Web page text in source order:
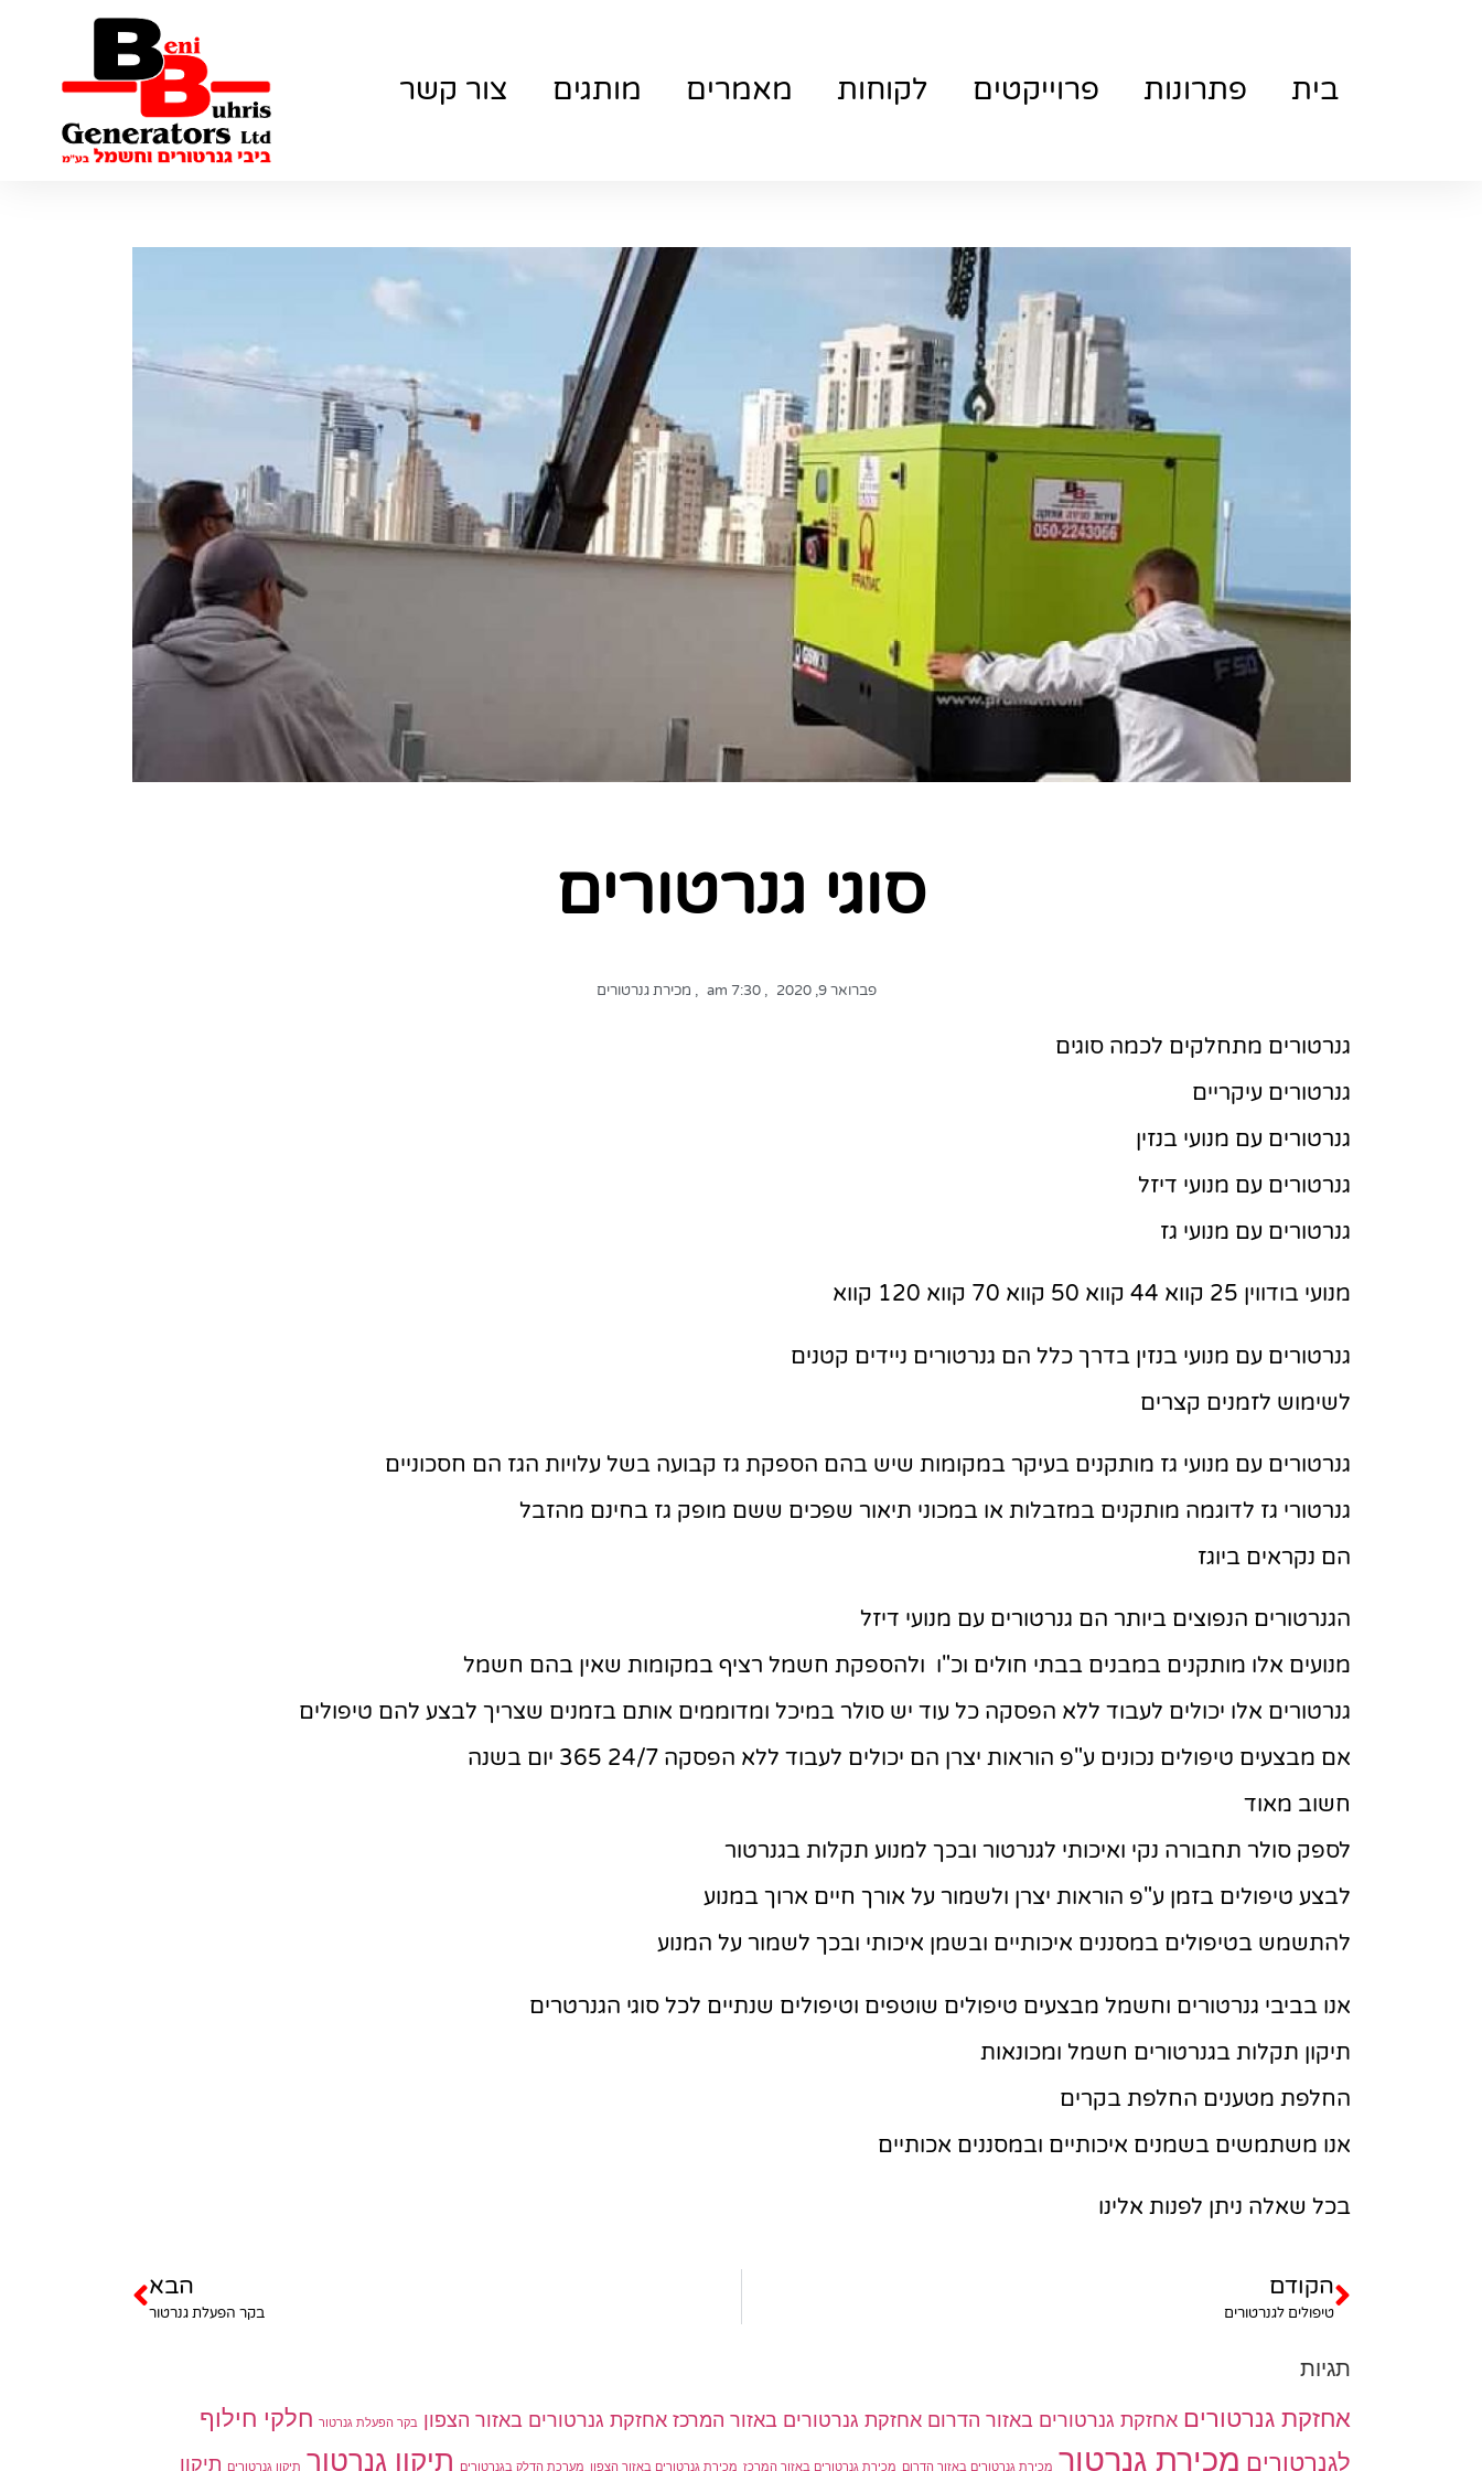
בית פתרונות פרוייקטים לקוחות מאמרים מותגים צור קשר
סוגי גנרטורים
פברואר 9, 2020 ,
7:30 am
, מכירת גנרטורים
גנרטורים מתחלקים לכמה סוגים
גנרטורים עיקריים
גנרטורים עם מנועי בנזין
גנרטורים עם מנועי דיזל
גנרטורים עם מנועי גז
מנועי בודווין 25 קווא 44 קווא 50 קווא 70 קווא 120 קווא
גנרטורים עם מנועי בנזין בדרך כלל הם גנרטורים ניידים קטנים
לשימוש לזמנים קצרים
גנרטורים עם מנועי גז מותקנים בעיקר במקומות שיש בהם הספקת גז קבועה בשל עלויות הגז הם חסכוניים
גנרטורי גז לדוגמה מותקנים במזבלות או במכוני תיאור שפכים ששם מופק גז בחינם מהזבל
הם נקראים ביוגז
הגנרטורים הנפוצים ביותר הם גנרטורים עם מנועי דיזל
מנועים אלו מותקנים במבנים בבתי חולים וכ"ו ולהספקת חשמל רציף במקומות שאין בהם חשמל
גנרטורים אלו יכולים לעבוד ללא הפסקה כל עוד יש סולר במיכל ומדוממים אותם בזמנים שצריך לבצע להם טיפולים
אם מבצעים טיפולים נכונים ע"פ הוראות יצרן הם יכולים לעבוד ללא הפסקה 24/7 365 יום בשנה
חשוב מאוד
לספק סולר תחבורה נקי ואיכותי לגנרטור ובכך למנוע תקלות בגנרטור
לבצע טיפולים בזמן ע"פ הוראות יצרן ולשמור על אורך חיים ארוך במנוע
להתשמש בטיפולים במסננים איכותיים ובשמן איכותי ובכך לשמור על המנוע
אנו בביבי גנרטורים וחשמל מבצעים טיפולים שוטפים וטיפולים שנתיים לכל סוגי הגנרטרים
תיקון תקלות בגנרטורים חשמל ומכונאות
החלפת מטענים החלפת בקרים
אנו משתמשים בשמנים איכותיים ובמסננים אכותיים
בכל שאלה ניתן לפנות אלינו
הקודם
טיפולים לגנרטורים
הבא
בקר הפעלת גנרטור
תגיות
אחזקת גנרטורים אחזקת גנרטורים באזור הדרום אחזקת גנרטורים באזור המרכז אחזקת גנרטורים באזור הצפון בקר הפעלת גנרטור חלקי חילוף
לגנרטורים מכירת גנרטור מכירת גנרטורים באזור הדרום מכירת גנרטורים באזור המרכז מכירת גנרטורים באזור הצפון מערכת הדלק בגנרטורים תיקון גנרטור תיקון גנרטורים תיקון